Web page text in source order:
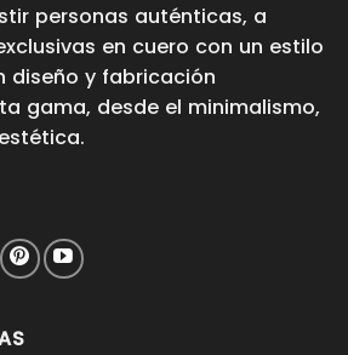
personas auténticas, a
en cuero con un estilo
diseño y fabricación
gama, desde el minimalismo,